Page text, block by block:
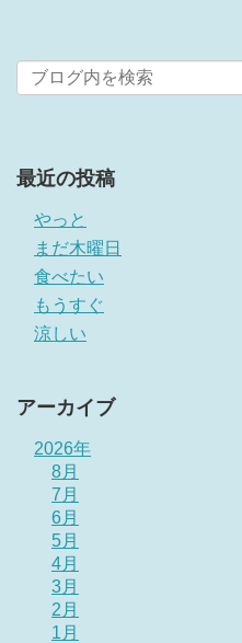
最近の投稿
やっと
まだ木曜日
食べたい
もうすぐ
涼しい
アーカイブ
2026年
8月
7月
6月
5月
4月
3月
2月
1月